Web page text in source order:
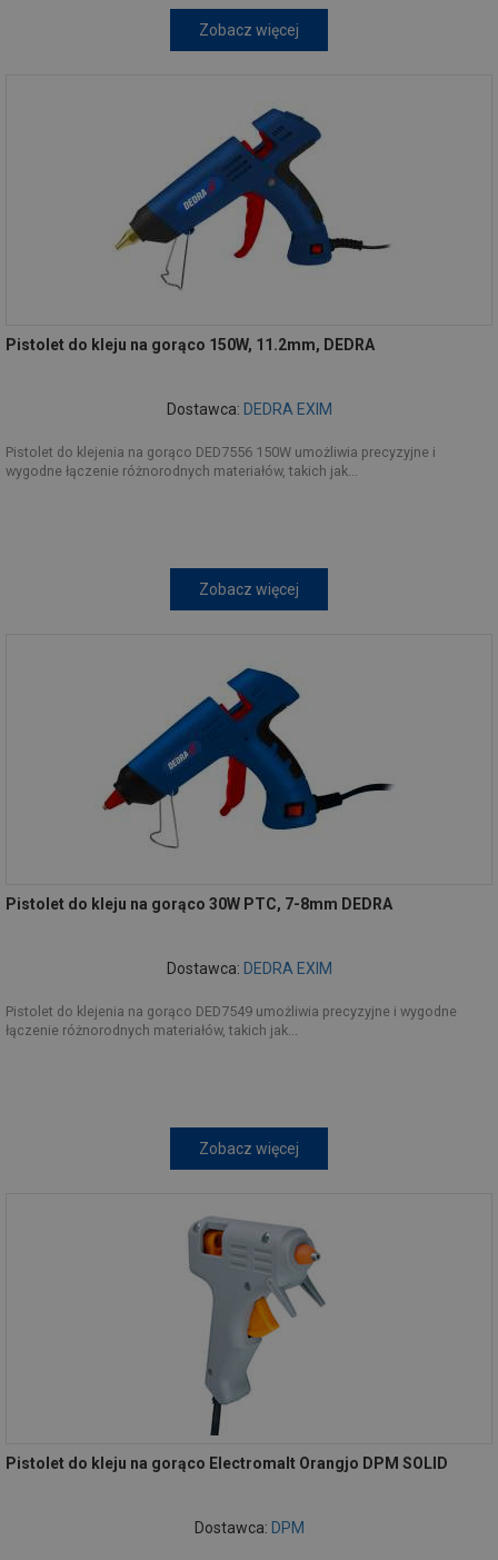
Zobacz więcej
Pistolet do kleju na gorąco 150W, 11.2mm, DEDRA
Dostawca: DEDRA EXIM
Pistolet do klejenia na gorąco DED7556 150W umożliwia precyzyjne i
wygodne łączenie różnorodnych materiałów, takich jak...
Zobacz więcej
Pistolet do kleju na gorąco 30W PTC, 7-8mm DEDRA
Dostawca: DEDRA EXIM
Pistolet do klejenia na gorąco DED7549 umożliwia precyzyjne i wygodne
łączenie różnorodnych materiałów, takich jak...
Zobacz więcej
Pistolet do kleju na gorąco Electromalt Orangjo DPM SOLID
Dostawca: DPM